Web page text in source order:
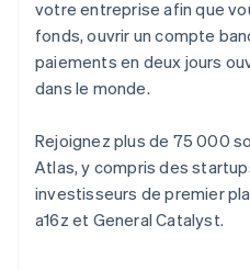
votre entreprise afin que
fonds, ouvrir un compte
paiements en deux jours
dans le monde.
Rejoignez plus de 75 000
Atlas, y compris des
investisseurs de premier
a16z et General Catalyst.